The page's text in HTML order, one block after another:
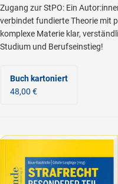
Zugang zur StPO: Ein
verbindet fundierte Theorie mit
komplexe Materie klar,
Studium und Berufseinstieg!
Buch kartoniert
48,00 €